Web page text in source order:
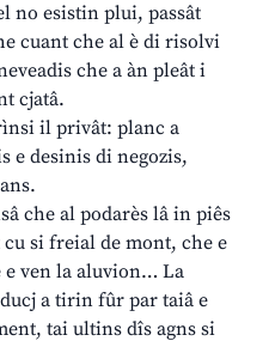
no esistin plui, passât
cuant che al è di risolvi
che a àn pleât i
cjatâ.
il privât: planc a
e desinis di negozis,
che al podarès lâ in piês
si freial de mont, che e
e ven la aluvion… La
a tirin fûr par taiâ e
tai ultins dîs agns si